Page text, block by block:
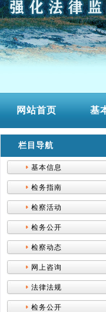
网站首页 基
栏目导航
基本信息
检务指南
检察活动
检务公开
检察动态
网上咨询
法律法规
检务公开